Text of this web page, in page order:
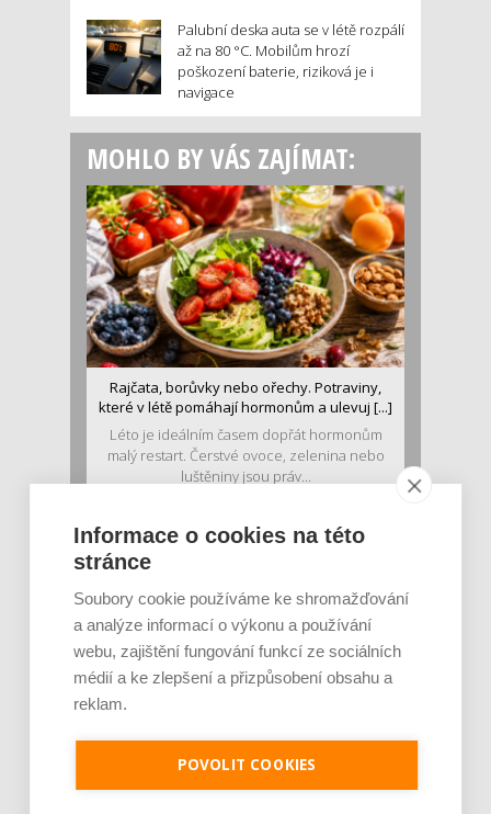
Palubní deska auta se v létě rozpálí
až na 80 °C. Mobilům hrozí
poškození baterie, riziková je i
navigace
MOHLO BY VÁS ZAJÍMAT:
Rajčata, borůvky nebo ořechy. Potraviny,
které v létě pomáhají hormonům a ulevuj [...]
Léto je ideálním časem dopřát hormonům
malý restart. Čerstvé ovoce, zelenina nebo
luštěniny jsou práv...
stravě ho mám dostatek. Znáte nejčastějš [...]
Pojem protein již nějakou dobu rezonuje
v oblasti zdraví, výživy i dlouhověkosti. Přesto
Informace o cookies na této
stránce
Soubory cookie používáme ke shromažďování
a analýze informací o výkonu a používání
webu, zajištění fungování funkcí ze sociálních
médií a ke zlepšení a přizpůsobení obsahu a
reklam.
POVOLIT COOKIES